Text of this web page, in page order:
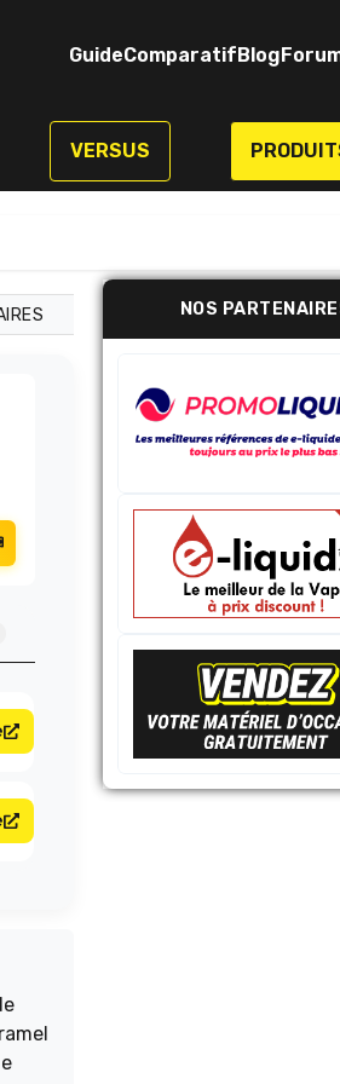
GuideComparatifBlog
VERSUS
NOS